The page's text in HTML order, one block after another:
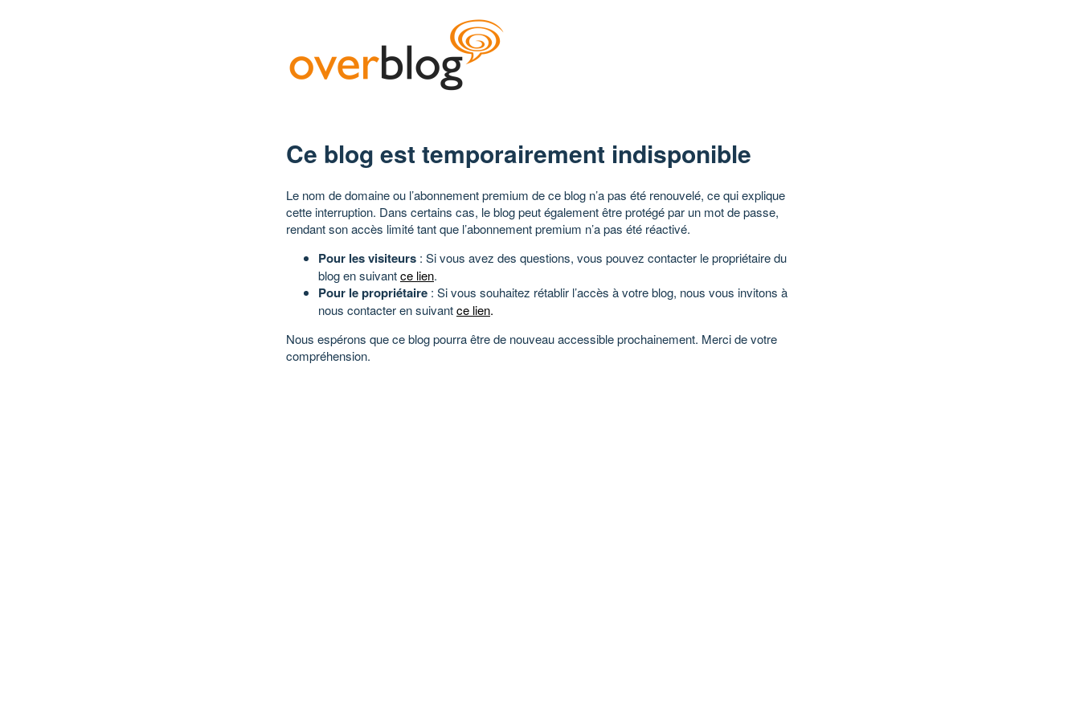
Ce blog est temporairement indisponible
Le nom de domaine ou l’abonnement premium de ce blog n’a pas été renouvelé, ce qui explique
cette interruption. Dans certains cas, le blog peut également être protégé par un mot de passe,
rendant son accès limité tant que l’abonnement premium n’a pas été réactivé.
Pour les visiteurs : Si vous avez des questions, vous pouvez contacter le propriétaire du
blog en suivantce lien.
Pour le propriétaire : Si vous souhaitez rétablir l’accès à votre blog, nous vous invitons à
nous contacter en suivantce lien.
Nous espérons que ce blog pourra être de nouveau accessible prochainement. Merci de votre
compréhension.